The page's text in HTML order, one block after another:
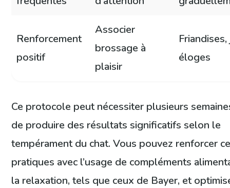
Renforcement
positif
Associer
brossage à
plaisir
éloges
Ce protocole peut nécessiter plusieurs
de produire des résultats significatifs selon le
tempérament du chat. Vous pouvez renforcer
pratiques avec l’usage de compléments
la relaxation, tels que ceux de Bayer, et